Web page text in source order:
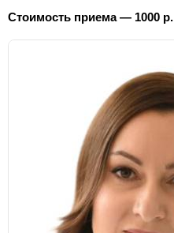
Стоимость приема — 1000 р.